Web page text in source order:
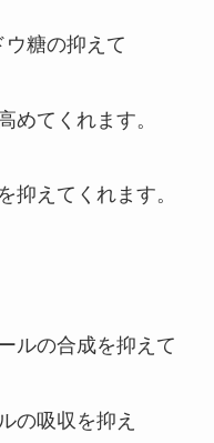
糖の抑えて
めてくれます。
抑えてくれます。
ルの合成を抑えて
の吸収を抑え